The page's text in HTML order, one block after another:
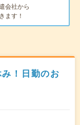
会社から
ます！
！日勤のお